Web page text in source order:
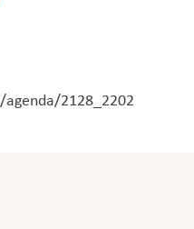
2128_2202